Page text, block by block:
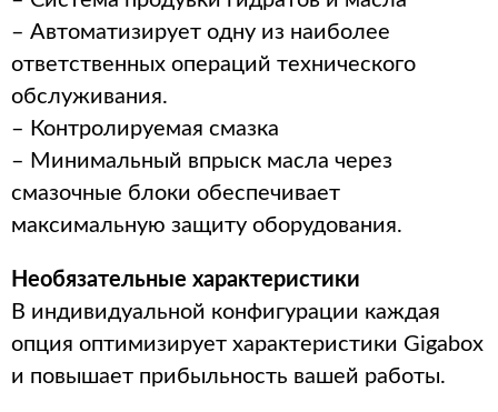
– Автоматизирует одну из наиболее
ответственных операций технического
обслуживания.
– Контролируемая смазка
– Минимальный впрыск масла через
смазочные блоки обеспечивает
максимальную защиту оборудования.
Необязательные характеристики
В индивидуальной конфигурации каждая
опция оптимизирует характеристики Gigabox
и повышает прибыльность вашей работы.